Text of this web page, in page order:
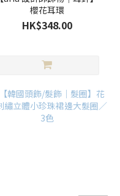
櫻花耳環
HK$348.00